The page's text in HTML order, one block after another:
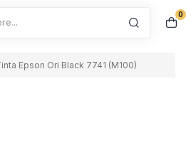
0
Epson Ori Black 7741 (M100)